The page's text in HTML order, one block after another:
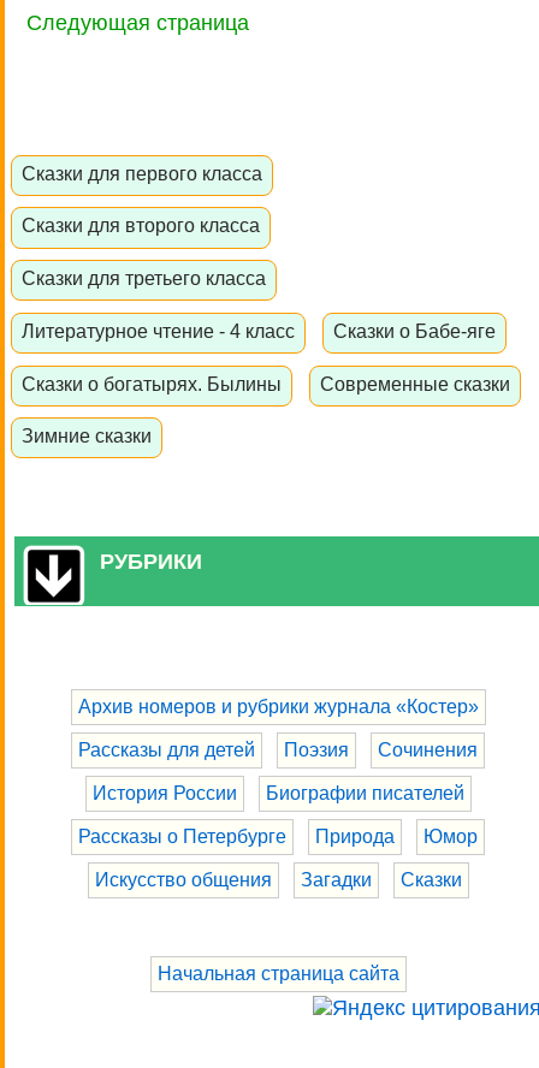
Следующая страница
Сказки для первого класса
Сказки для второго класса
Сказки для третьего класса
Литературное чтение - 4 класс Сказки о Бабе-яге
Сказки о богатырях. Былины Современные сказки
Зимние сказки
РУБРИКИ
Архив номеров и рубрики журнала «Костер»
Рассказы для детей Поэзия Сочинения
История России Биографии писателей
Рассказы о Петербурге Природа Юмор
Искусство общения Загадки Сказки
Начальная страница сайта